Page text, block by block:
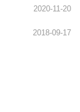
2020-11-20
2018-09-17